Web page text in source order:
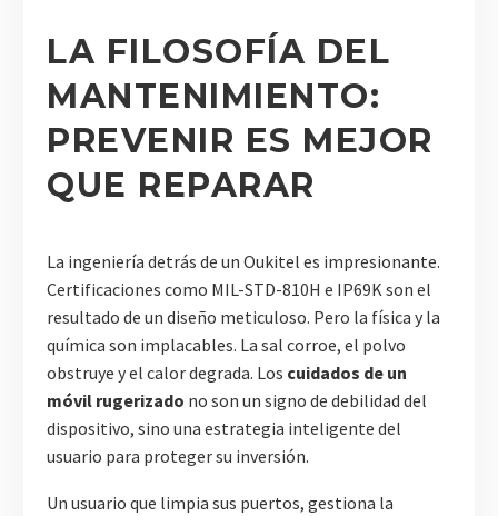
LA FILOSOFÍA DEL
MANTENIMIENTO:
PREVENIR ES MEJOR
QUE REPARAR
La ingeniería detrás de un Oukitel es impresionante.
Certificaciones como MIL-STD-810H e IP69K son el
resultado de un diseño meticuloso. Pero la física y la
química son implacables. La sal corroe, el polvo
obstruye y el calor degrada. Los cuidados de un
móvil rugerizado no son un signo de debilidad del
dispositivo, sino una estrategia inteligente del
usuario para proteger su inversión.
Un usuario que limpia sus puertos, gestiona la